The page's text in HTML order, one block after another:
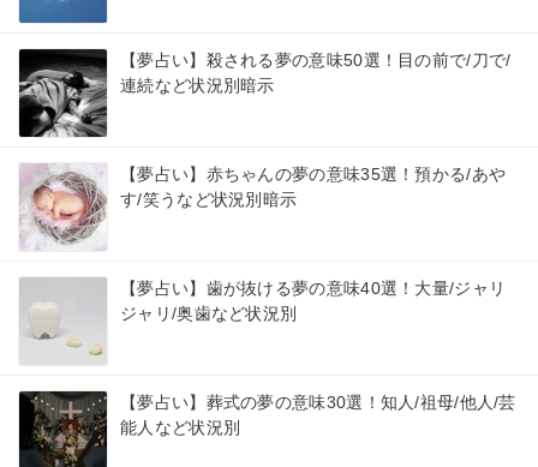
【夢占い】殺される夢の意味50選！目の前で/刀で/
連続など状況別暗示
【夢占い】赤ちゃんの夢の意味35選！預かる/あや
す/笑うなど状況別暗示
【夢占い】歯が抜ける夢の意味40選！大量/ジャリ
ジャリ/奥歯など状況別
【夢占い】葬式の夢の意味30選！知人/祖母/他人/芸
能人など状況別